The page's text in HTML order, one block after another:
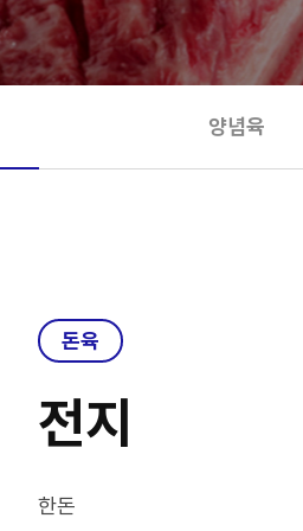
양념육
돈육
전지
한돈